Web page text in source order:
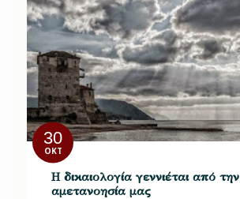
30
ΟΚΤ
Η δικαιολογία γεννιέται από την
αμετανοησία μας